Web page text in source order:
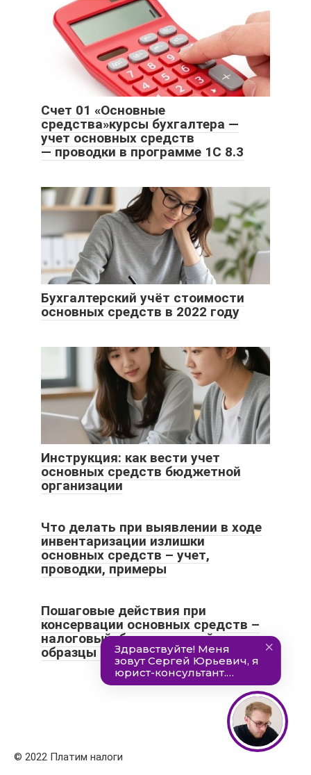
Счет 01 «Основные
средства»курсы бухгалтера —
учет основных средств
— проводки в программе 1С 8.3
Бухгалтерский учёт стоимости
основных средств в 2022 году
Инструкция: как вести учет
основных средств бюджетной
организации
Что делать при выявлении в ходе
инвентаризации излишки
основных средств – учет,
проводки, примеры
Пошаговые действия при
консервации основных средств –
налоговый, бухгалтерский учет,
образцы документов
© 2022 Платим налоги